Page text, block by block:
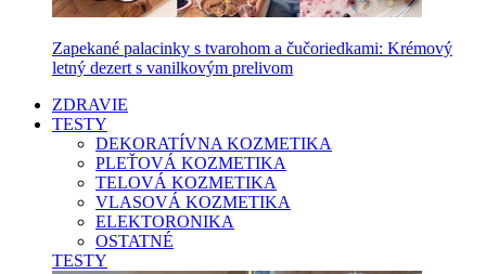
Zapekané palacinky s tvarohom a čučoriedkami: Krémový
letný dezert s vanilkovým prelivom
ZDRAVIE
TESTY
DEKORATÍVNA KOZMETIKA
PLEŤOVÁ KOZMETIKA
TELOVÁ KOZMETIKA
VLASOVÁ KOZMETIKA
ELEKTORONIKA
OSTATNÉ
TESTY